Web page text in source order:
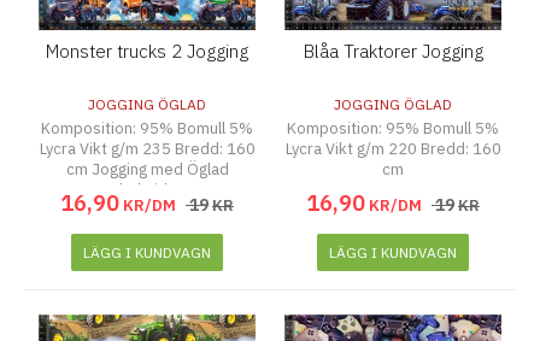
Monster trucks 2 Jogging
JOGGING ÖGLAD
Komposition: 95% Bomull 5%
Lycra Vikt g/m 235 Bredd: 160
cm Jogging med Öglad
baksida
16,90 KR/DM 19KR
LÄGG I KUNDVAGN
Blåa Traktorer Jogging
JOGGING ÖGLAD
Komposition: 95% Bomull 5%
Lycra Vikt g/m 220 Bredd: 160
cm
16,90 KR/DM 19KR
LÄGG I KUNDVAGN